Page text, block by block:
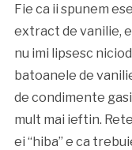
Fie ca ii spunem
extract de vanilie,
nu imi lipsesc
batoanele de
de condimente
mult mai ieftin.
ei “hiba” e ca